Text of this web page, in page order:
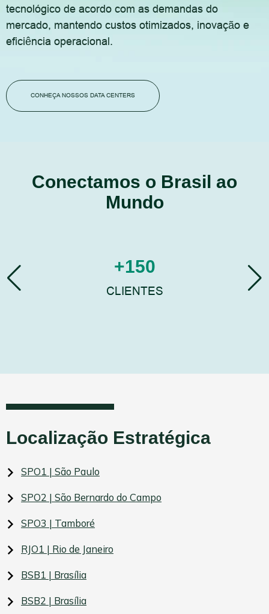
tecnológico de acordo com as demandas do
mercado, mantendo custos otimizados, inovação e
eficiência operacional.
CONHEÇA NOSSOS DATA CENTERS
Conectamos o Brasil ao
Mundo
+150
CLIENTES
Localização Estratégica
SPO1 | São Paulo
SPO2 | São Bernardo do Campo
SPO3 | Tamboré
RJO1 | Rio de Janeiro
BSB1 | Brasília
BSB2 | Brasília